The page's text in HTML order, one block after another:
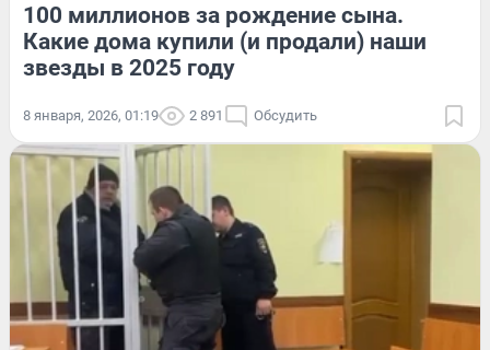
100 миллионов за рождение сына.
Какие дома купили (и продали) наши
звезды в 2025 году
8 января, 2026, 01:19 2 891 Обсудить